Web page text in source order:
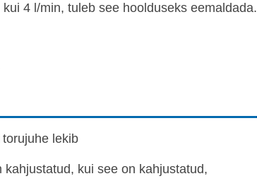
4 l/min, tuleb see hoolduseks eemaldada.
lekib
kui see on kahjustatud,